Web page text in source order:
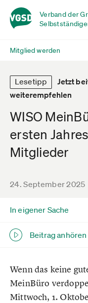
Verband der
Mitglied werden
Lesetipp
Jetzt
weiterempfehlen
WISO
ersten
Mitglieder
24. September 2025
In eigener Sache
Beitrag
Wenn das keine
MeinBüro
Mittwoch, 1.